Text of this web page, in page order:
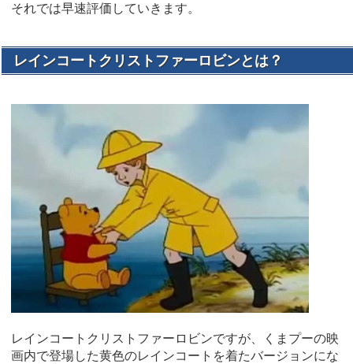
それでは早速評価していきます。
レインコートクリストファーロビンとは？
レインコートクリストファーロビンですが、くまプーの映
画内で登場した黄色のレインコートを着たバージョンにな